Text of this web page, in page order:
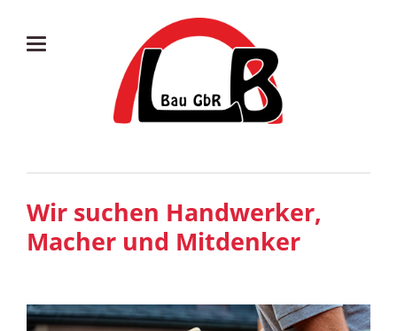
Wir suchen Handwerker,
Macher und Mitdenker